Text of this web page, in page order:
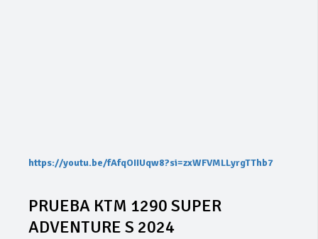
https://youtu.be/fAfqOIIUqw8?si=zxWFVMLLyrgTThb7
PRUEBA KTM 1290 SUPER
ADVENTURE S 2024